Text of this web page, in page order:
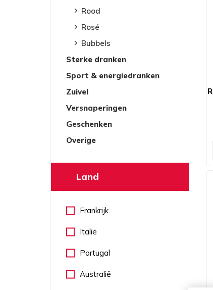
Rood
Rosé
Bubbels
Sterke dranken
Sport & energiedranken
Zuivel
Versnaperingen
Geschenken
Overige
Land
Frankrijk
Italië
Portugal
Australië